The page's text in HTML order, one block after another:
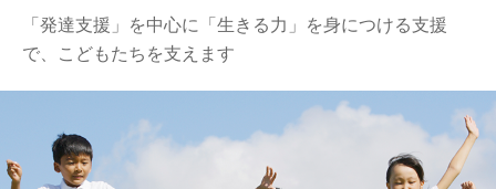
「発達支援」を中心に「生きる力」を身につける支援
で、
こどもたちを支えます